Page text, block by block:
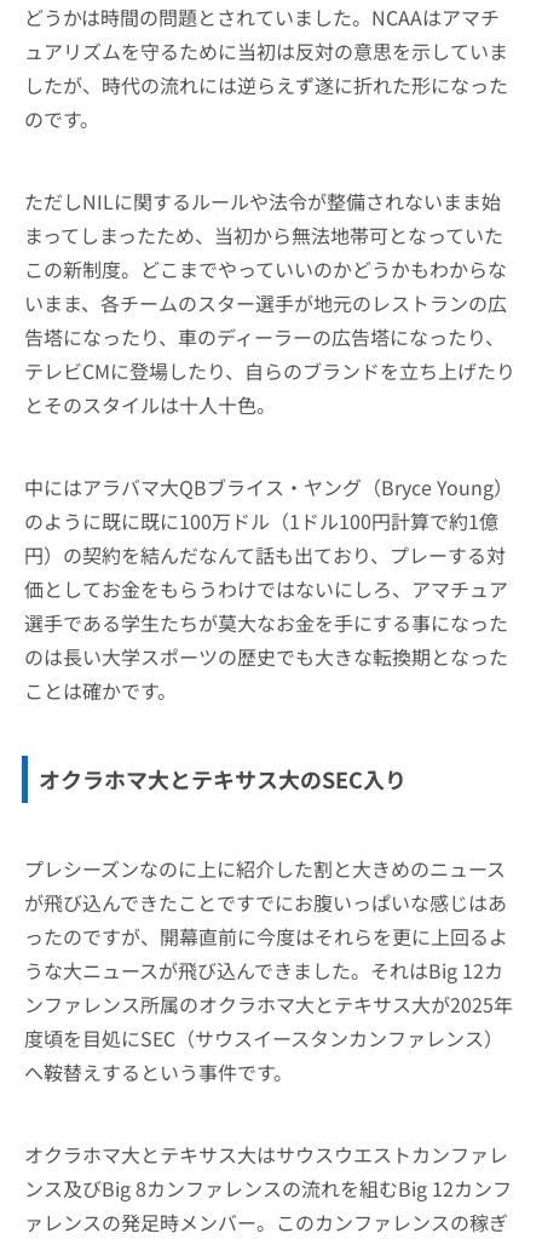
どうかは時間の問題とされていました。NCAAはアマチ
ュアリズムを守るために当初は反対の意思を示していま
したが、時代の流れには逆らえず遂に折れた形になった
のです。
ただしNILに関するルールや法令が整備されないまま始
まってしまったため、当初から無法地帯可となっていた
この新制度。どこまでやっていいのかどうかもわからな
いまま、各チームのスター選手が地元のレストランの広
告塔になったり、車のディーラーの広告塔になったり、
テレビCMに登場したり、自らのブランドを立ち上げたり
とそのスタイルは十人十色。
中にはアラバマ大QBブライス・ヤング（Bryce Young）
のように既に既に100万ドル（1ドル100円計算で約1億
円）の契約を結んだなんて話も出ており、プレーする対
価としてお金をもらうわけではないにしろ、アマチュア
選手である学生たちが莫大なお金を手にする事になった
のは長い大学スポーツの歴史でも大きな転換期となった
ことは確かです。
オクラホマ大とテキサス大のSEC入り
プレシーズンなのに上に紹介した割と大きめのニュース
が飛び込んできたことですでにお腹いっぱいな感じはあ
ったのですが、開幕直前に今度はそれらを更に上回るよ
うな大ニュースが飛び込んできました。それはBig 12カ
ンファレンス所属のオクラホマ大とテキサス大が2025年
度頃を目処にSEC（サウスイースタンカンファレンス）
へ鞍替えするという事件です。
オクラホマ大とテキサス大はサウスウエストカンファレ
ンス及びBig 8カンファレンスの流れを組むBig 12カンフ
ァレンスの発足時メンバー。このカンファレンスの稼ぎ